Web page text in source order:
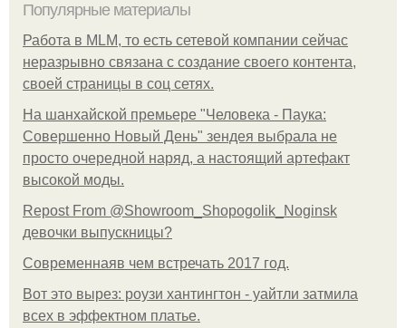
Популярные материалы
Работа в MLM, то есть сетевой компании сейчас
неразрывно связана с создание своего контента,
своей страницы в соц сетях.
На шанхайской премьере "Человека - Паука:
Совершенно Новый День" зендея выбрала не
просто очередной наряд, а настоящий артефакт
высокой моды.
Repost From @Showroom_Shopogolik_Noginsk
девочки выпускницы?
Современнаяв чем встречать 2017 год.
Вот это вырез: роузи хантингтон - уайтли затмила
всех в эффектном платьe.